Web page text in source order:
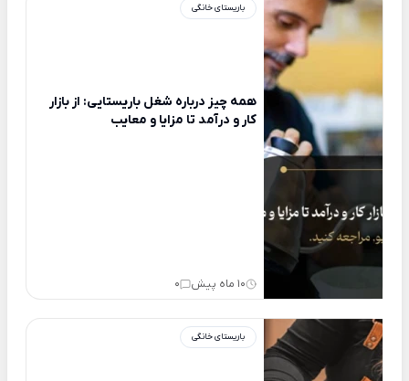
باریستای خانگی
همه چیز درباره شغل باریستایی: از بازار
کار و درآمد تا مزایا و معایب
10 ماه پیش 0
باریستای خانگی